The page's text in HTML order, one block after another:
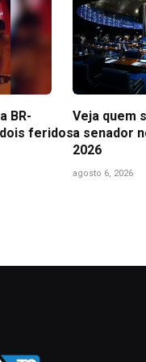
BR-
feridos
Veja quem
a senador
2026
agosto 6, 2026